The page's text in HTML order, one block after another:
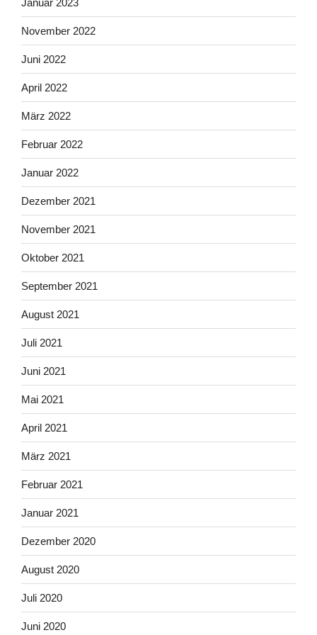
November 2022
Juni 2022
April 2022
März 2022
Februar 2022
Januar 2022
Dezember 2021
November 2021
Oktober 2021
September 2021
August 2021
Juli 2021
Juni 2021
Mai 2021
April 2021
März 2021
Februar 2021
Januar 2021
Dezember 2020
August 2020
Juli 2020
Juni 2020